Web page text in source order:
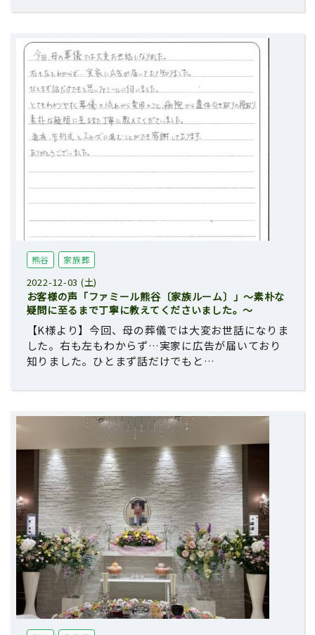
熊谷 家族葬
2022-12-03 (土)
お客様の声「ファミール熊谷〔家族ルーム〕」～素朴な
疑問に至るまで丁寧に教えてくださいました。～
【K様より】今回、母の葬儀では大変お世話になりま
した。右も左もわからず…実家に広告が届いており
知りました。ひとまず話だけでもと…